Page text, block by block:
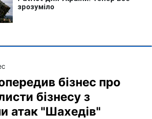
бізнес про
бізнесу з
атак "Шахедів"